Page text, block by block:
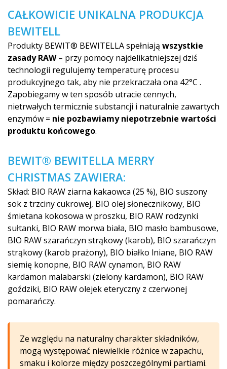
CAŁKOWICIE UNIKALNA PRODUKCJA
BEWITELL
Produkty BEWIT® BEWITELLA spełniają wszystkie
zasady RAW– przy pomocy najdelikatniejszej dziś
technologii regulujemy temperaturę procesu
produkcyjnego tak, aby nie przekraczała ona 42°C .
Zapobiegamy w ten sposób utracie cennych,
nietrwałych termicznie substancji i naturalnie zawartych
enzymów = nie pozbawiamy niepotrzebnie wartości
produktu końcowego.
BEWIT® BEWITELLA MERRY
CHRISTMAS ZAWIERA:
Skład: BIO RAW ziarna kakaowca (25 %), BIO suszony
sok z trzciny cukrowej, BIO olej słonecznikowy, BIO
śmietana kokosowa w proszku, BIO RAW rodzynki
sułtanki, BIO RAW morwa biała, BIO masło bambusowe,
BIO RAW szarańczyn strąkowy (karob), BIO szarańczyn
strąkowy (karob prażony), BIO białko lniane, BIO RAW
siemię konopne, BIO RAW cynamon, BIO RAW
kardamon malabarski (zielony kardamon), BIO RAW
goździki, BIO RAW olejek eteryczny z czerwonej
pomarańczy.
Ze względu na naturalny charakter składników,
mogą występować niewielkie różnice w zapachu,
smaku i kolorze między poszczególnymi partiami.